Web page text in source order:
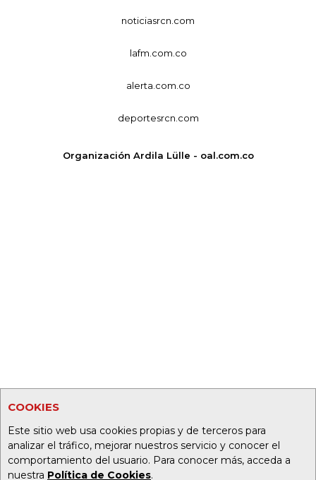
COOKIES
Este sitio web usa cookies propias y de terceros para
analizar el tráfico, mejorar nuestros servicio y conocer el
comportamiento del usuario. Para conocer más, acceda a
nuestra Política de Cookies.
noticiasrcn.com
lafm.com.co
alerta.com.co
deportesrcn.com
Organización Ardila Lülle - oal.com.co